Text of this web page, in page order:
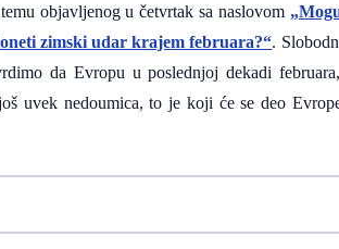
objavljenog u četvrtak sa naslovom „
zimski udar krajem februara?“.
da Evropu u poslednjoj dekadi
uvek nedoumica, to je koji će se deo